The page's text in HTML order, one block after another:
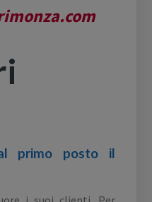
primo posto il